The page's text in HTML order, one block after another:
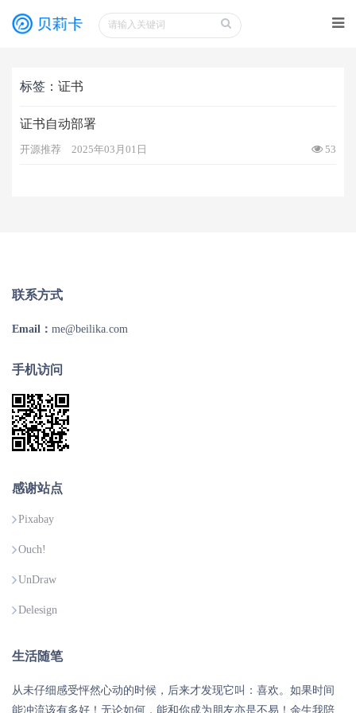
标签 ：证书
证书自动部署
开源推荐 2025年03月01日 53
联系方式
Email： me@beilika.com
手机访问
感谢站点
Pixabay
Ouch!
UnDraw
Delesign
生活随笔
从未仔细感受怦然心动的时候，后来才发现它叫：喜欢。如果时间
能冲流该有多好！无论如何，能和你成为朋友亦是不易！余生我陪